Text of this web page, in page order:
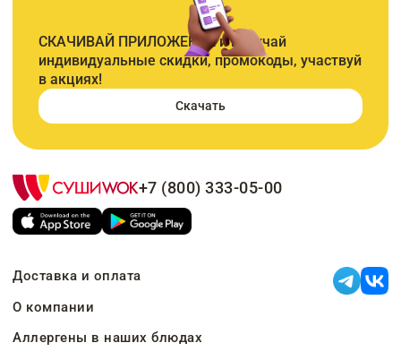
СКАЧИВАЙ ПРИЛОЖЕНИЕ и получай
индивидуальные скидки, промокоды, участвуй
в акциях!
Скачать
+7 (800) 333-05-00
Доставка и оплата
О компании
Аллергены в наших блюдах